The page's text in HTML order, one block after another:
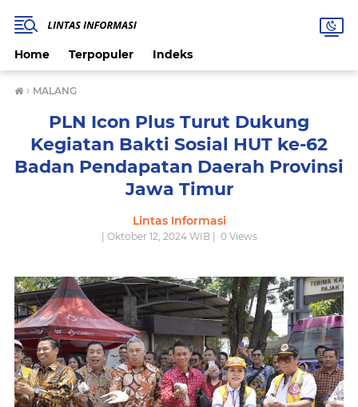
Home Terpopuler Indeks
› MALANG
PLN Icon Plus Turut Dukung
Kegiatan Bakti Sosial HUT ke-62
Badan Pendapatan Daerah Provinsi
Jawa Timur
Lintas Informasi
| Oktober 12, 2024 WIB | 0Views